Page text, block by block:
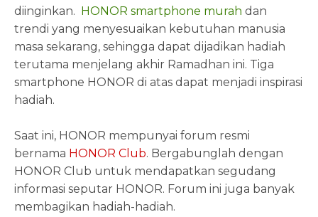
diinginkan. HONOR smartphone murah dan
trendi yang menyesuaikan kebutuhan manusia
masa sekarang, sehingga dapat dijadikan hadiah
terutama menjelang akhir Ramadhan ini. Tiga
smartphone HONOR di atas dapat menjadi inspirasi
hadiah.
Saat ini, HONOR mempunyai forum resmi
bernama HONOR Club. Bergabunglah dengan
HONOR Club untuk mendapatkan segudang
informasi seputar HONOR. Forum ini juga banyak
membagikan hadiah-hadiah.